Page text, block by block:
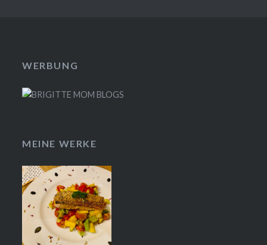
WERBUNG
MEINE WERKE